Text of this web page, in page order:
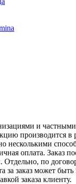
и
производится в
несколькими
оплата. Заказ
Отдельно, по
за заказ может быть
заказа клиенту.